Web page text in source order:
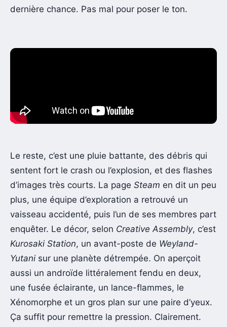
dernière chance. Pas mal pour poser le ton.
Le reste, c’est une pluie battante, des débris qui
sentent fort le crash ou l’explosion, et des flashes
d’images très courts. La page Steam en dit un peu
plus, une équipe d’exploration a retrouvé un
vaisseau accidenté, puis l’un de ses membres part
enquêter. Le décor, selon Creative Assembly, c’est
Kurosaki Station, un avant-poste de Weyland-
Yutani sur une planète détrempée. On aperçoit
aussi un androïde littéralement fendu en deux,
une fusée éclairante, un lance-flammes, le
Xénomorphe et un gros plan sur une paire d’yeux.
Ça suffit pour remettre la pression. Clairement.